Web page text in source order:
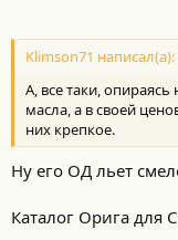
Klimson71 написал(а):
А, все таки,
масла, а в своей
них крепкое.
Ну его ОД льет
Каталог Орига для